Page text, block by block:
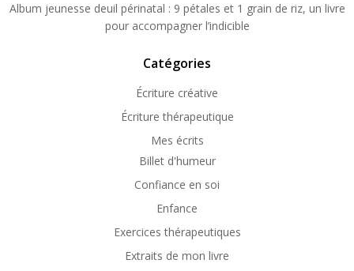
Album jeunesse deuil périnatal : 9 pétales et 1 grain de riz, un livre
pour accompagner l’indicible
Catégories
Écriture créative
Écriture thérapeutique
Mes écrits
Billet d'humeur
Confiance en soi
Enfance
Exercices thérapeutiques
Extraits de mon livre